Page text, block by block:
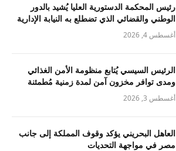
رئيس المحكمة الدستورية العليا يُشيد بالدور
الوطني والقضائي الذي تضطلع به النيابة الإدارية
أغسطس 4, 2026
الرئيس السيسي يُتابع منظومة الأمن الغذائي
ومدى توافر مخزون آمن لمدة زمنية مُطمئنة
أغسطس 3, 2026
العاهل البحريني يؤكد وقوف المملكة إلى جانب
مصر في مواجهة التحديات